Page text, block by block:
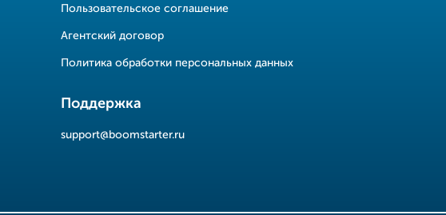
Пользовательское соглашение
Агентский договор
Политика обработки персональных данных
Поддержка
support@boomstarter.ru